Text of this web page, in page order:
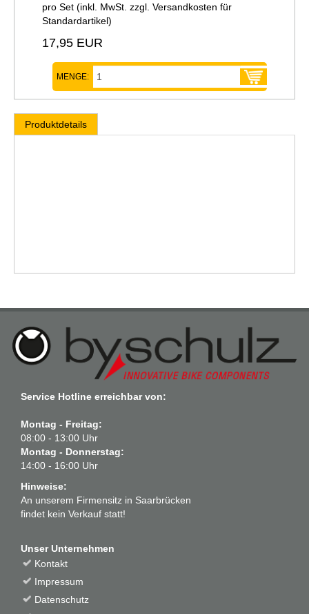
pro Set (inkl. MwSt. zzgl. Versandkosten für
Standardartikel)
17,95 EUR
MENGE:
Produktdetails
Service Hotline erreichbar von:
Montag - Freitag:
08:00 - 13:00 Uhr
Montag - Donnerstag:
14:00 - 16:00 Uhr
Hinweise:
An unserem Firmensitz in Saarbrücken
findet kein Verkauf statt!
Unser Unternehmen
Kontakt
Impressum
Datenschutz